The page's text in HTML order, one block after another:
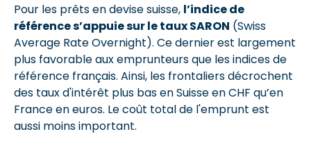
Pour les prêts en devise suisse, l’indice de
référence s’appuie sur le taux SARON (Swiss
Average Rate Overnight). Ce dernier est largement
plus favorable aux emprunteurs que les indices de
référence français. Ainsi, les frontaliers décrochent
des taux d'intérêt plus bas en Suisse en CHF qu’en
France en euros. Le coût total de l'emprunt est
aussi moins important.